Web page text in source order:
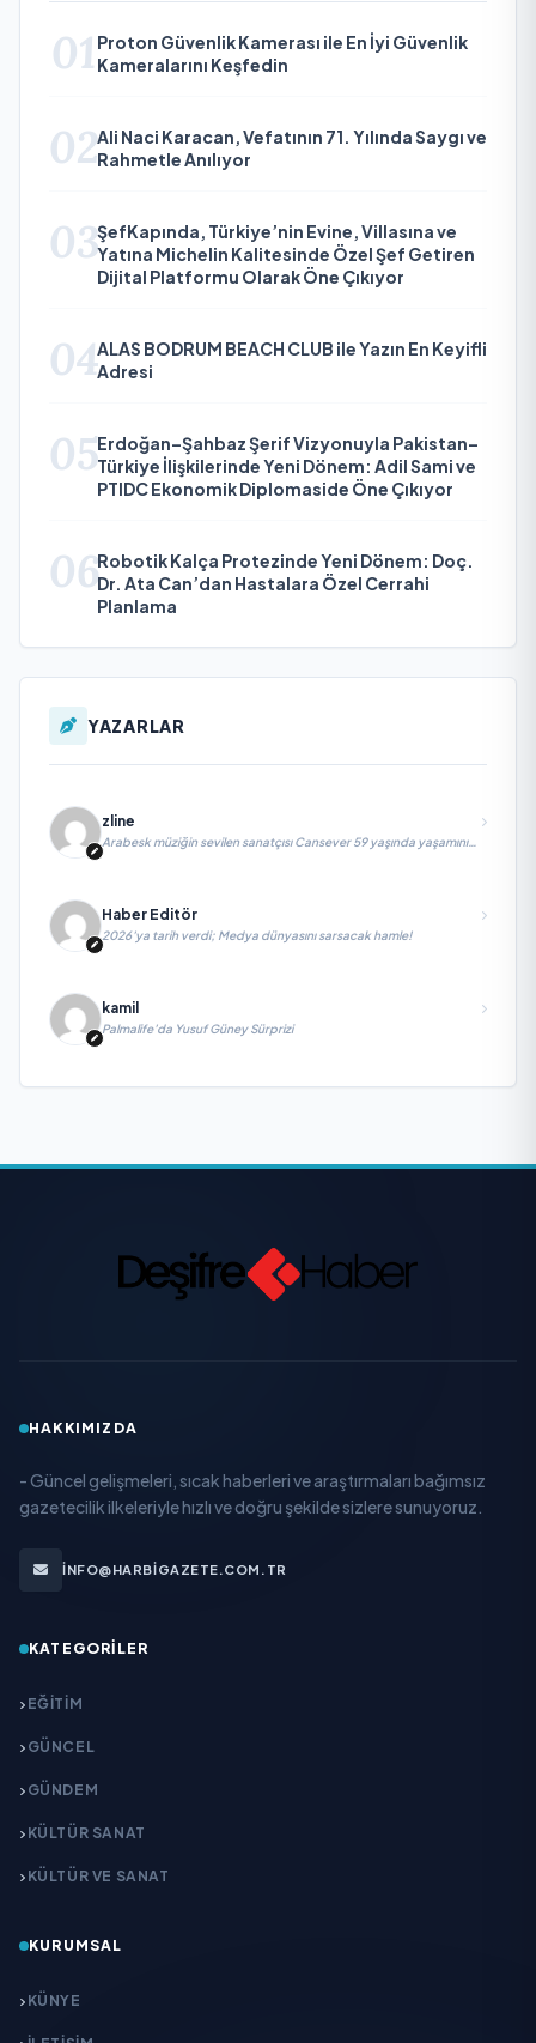
01 Proton Güvenlik Kamerası ile En İyi Güvenlik
Kameralarını Keşfedin
02Ali Naci Karacan, Vefatının 71. Yılında Saygı ve
Rahmetle Anılıyor
03ŞefKapında, Türkiye’nin Evine, Villasına ve
Yatına Michelin Kalitesinde Özel Şef Getiren
Dijital Platformu Olarak Öne Çıkıyor
04ALAS BODRUM BEACH CLUB ile Yazın En Keyifli
Adresi
05Erdoğan–Şahbaz Şerif Vizyonuyla Pakistan–
Türkiye İlişkilerinde Yeni Dönem: Adil Sami ve
PTIDC Ekonomik Diplomaside Öne Çıkıyor
06Robotik Kalça Protezinde Yeni Dönem: Doç.
Dr. Ata Can’dan Hastalara Özel Cerrahi
Planlama
YAZARLAR
zline
Arabesk müziğin sevilen sanatçısı Cansever 59 yaşında yaşamını
Haber Editör
2026’ya tarih verdi; Medya dünyasını sarsacak hamle!
kamil
Palmalife’da Yusuf Güney Sürprizi
HAKKIMIZDA
- Güncel gelişmeleri, sıcak haberleri ve araştırmaları bağımsız
gazetecilik ilkeleriyle hızlı ve doğru şekilde sizlere sunuyoruz.
INFO@HARBIGAZETE.COM.TR
KATEGORILER
EĞITIM
GÜNCEL
GÜNDEM
KÜLTÜR SANAT
KÜLTÜR VE SANAT
KURUMSAL
KÜNYE